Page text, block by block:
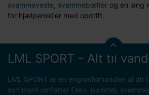
svømmeveste svømmebælter og en lang
for hjælpemidler med opdrift.
LML SPORT - Alt til vand
LML SPORT er en engrosforhandler af alt
sortiment omfatter f.eks. badetøj,